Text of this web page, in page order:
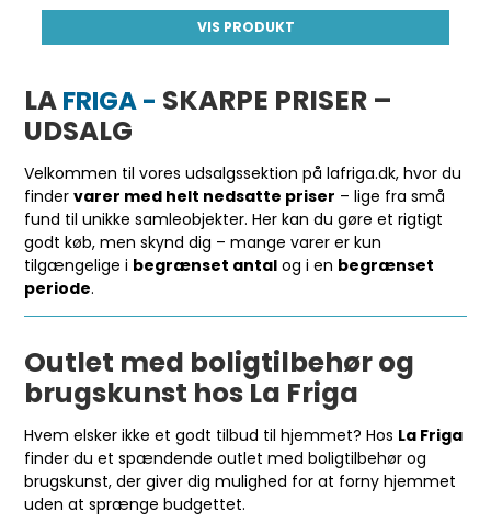
VIS PRODUKT
LAFRIGA - SKARPE PRISER –
UDSALG
Velkommen til vores udsalgssektion på lafriga.dk, hvor du
findervarer med helt nedsatte priser – lige fra små
fund til unikke samleobjekter. Her kan du gøre et rigtigt
godt køb, men skynd dig – mange varer er kun
tilgængelige i begrænset antal og i en begrænset
periode.
Outlet med boligtilbehør og
brugskunst hos La Friga
Hvem elsker ikke et godt tilbud til hjemmet? Hos La Friga
finder du et spændende outlet med boligtilbehør og
brugskunst, der giver dig mulighed for at forny hjemmet
uden at sprænge budgettet.